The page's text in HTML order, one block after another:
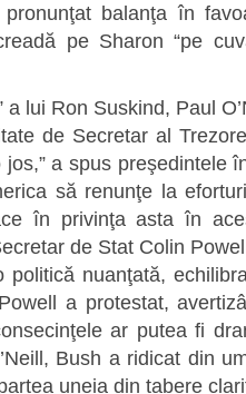
balanţa în
pe Sharon “pe
a lui Ron Suskind, Paul
de Secretar al
a spus preşedintele
să renunţe la
în privinţa asta în
de Stat Colin
politică nuanţată,
a protestat,
ar putea fi
Bush a ridicat din
uneia din tabere